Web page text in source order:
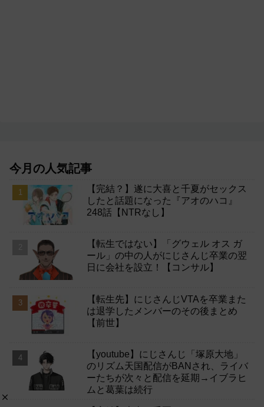
今月の人気記事
【完結？】遂に大喜と千夏がセックス
したと話題になった『アオのハコ』
248話【NTRなし】
【転生ではない】「グウェル オス ガ
ール」の中の人がにじさんじ卒業の翌
日に会社を設立！【コンサル】
【転生先】にじさんじVTAを卒業また
は退学したメンバーのその後まとめ
【前世】
【youtube】にじさんじ「塚原大地」
のリズム天国配信がBANされ、ライバ
ーたちが次々と配信を延期→イブラヒ
ムと葛葉は続行